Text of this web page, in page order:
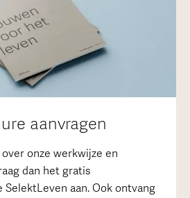
aanvragen
onze werkwijze en
dan het gratis
SelektLeven aan. Ook ontvang